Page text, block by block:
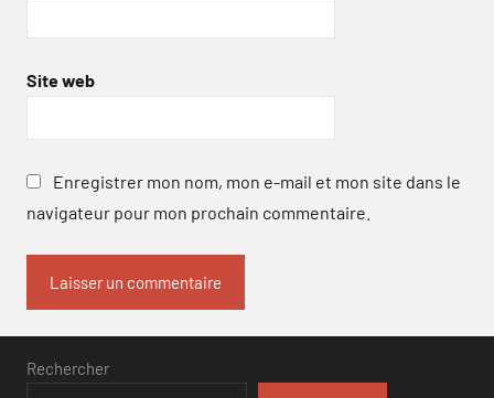
Site web
Enregistrer mon nom, mon e-mail et mon site dans le
navigateur pour mon prochain commentaire.
Rechercher